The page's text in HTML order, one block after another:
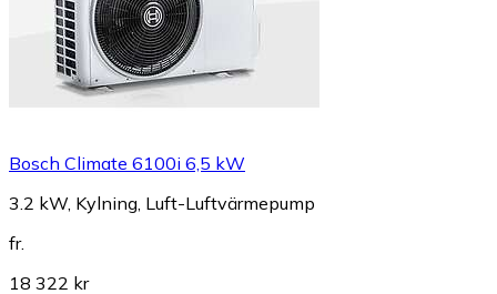
Bosch Climate 6100i 6,5 kW
3.2 kW, Kylning, Luft-Luftvärmepump
fr.
18 322 kr